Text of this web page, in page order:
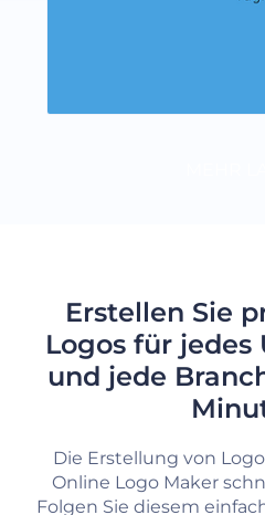
Erstellen Sie
Logos für
und jede
Die Erstellung von
Online Logo Maker
Folgen Sie diesem